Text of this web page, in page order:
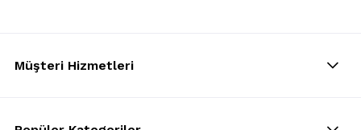
Müşteri Hizmetleri